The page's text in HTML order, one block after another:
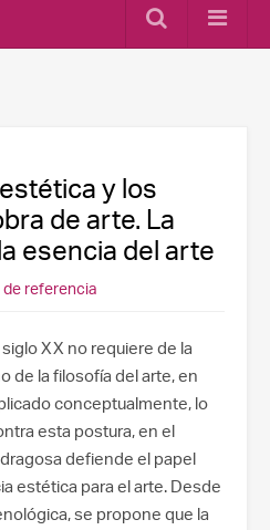
y los
de arte. La
esencia del arte
de referencia
XX no requiere de la
de la filosofía del arte, en
conceptualmente, lo
esta postura, en el
defiende el papel
estética para el arte. Desde
se propone que la